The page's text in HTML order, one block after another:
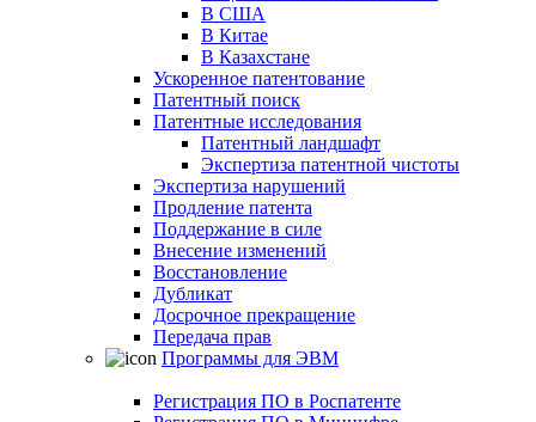
В США
В Китае
В Казахстане
Ускоренное патентование
Патентный поиск
Патентные исследования
Патентный ландшафт
Экспертиза патентной чистоты
Экспертиза нарушений
Продление патента
Поддержание в силе
Внесение изменений
Восстановление
Дубликат
Досрочное прекращение
Передача прав
Программы для ЭВМ
Регистрация ПО в Роспатенте